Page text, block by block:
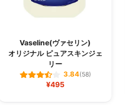
Vaseline(ヴァセリン)
オリジナル ピュアスキンジェ
リー
3.84(58)
¥495